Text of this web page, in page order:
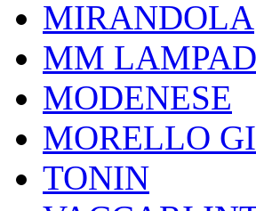
MIRANDOLA
MM
MODENESE
MORELLO
TONIN